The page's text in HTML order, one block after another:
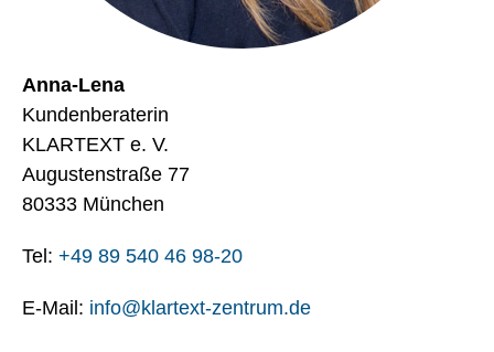
Anna-Lena
Kundenberaterin
KLARTEXT e. V.
Augustenstraße 77
80333 München
Tel: ‭ +49 89 540 46 98-20
E-Mail: info@klartext-zentrum.de